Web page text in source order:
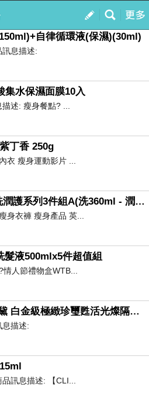
我的
訂閱
自律循環液(保濕)(30ml)
息描述:
集水保濕面膜10入
述: 瘦身餐點? ...
丁香 250g
衣 瘦身運動影片 ...
【Ever Hair】啤酒酵母洗潤護系列3件組A(洗360ml - 潤320ml - 護100ml)
身衣褲 瘦身產品 英...
液500mlx5件超值組
人節禮物盒WTB...
ESTEE LAUDER 雅詩蘭黛 白金級極緻珍璽甦活光燦隔離霜30ml送白金級極緻珍璽甦活凝霜7ml-3
描述:
訊息描述: 【CLI...